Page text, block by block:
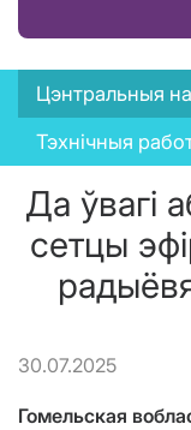
News
menu
Цэнтральныя
Тэхнічныя
Да ўвагі
сетцы
30.07.2025
Гомельская